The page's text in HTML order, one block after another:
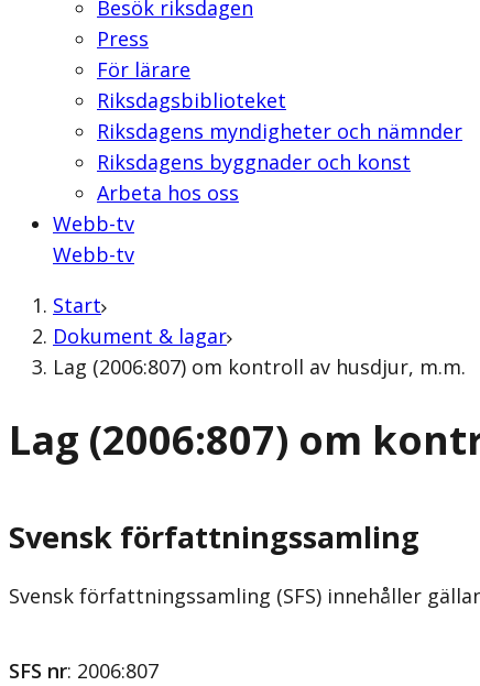
Besök riksdagen
Press
För lärare
Riksdagsbiblioteket
Riksdagens myndigheter och nämnder
Riksdagens byggnader och konst
Arbeta hos oss
Webb-tv
Webb-tv
Start
Dokument & lagar
Lag (2006:807) om kontroll av husdjur, m.m.
Lag (2006:807) om
Svensk författningssamling
Svensk författningssamling (SFS) innehåller
SFS nr: 2006:807